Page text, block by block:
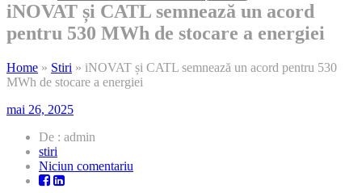
iNOVAT și CATL semnează un acord
pentru 530 MWh de stocare a energiei
Home » Stiri » iNOVAT și CATL semnează un acord pentru 530
MWh de stocare a energiei
mai 26, 2025
De : admin
stiri
Niciun comentariu